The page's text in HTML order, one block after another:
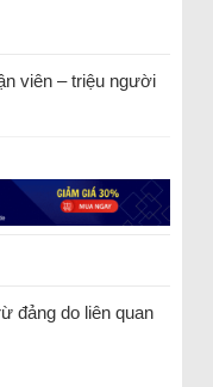
viên – triệu người
đảng do liên quan